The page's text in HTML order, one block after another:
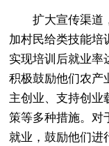
扩大宣传渠道，
加村民给类技能培
实现培训后就业率
积极鼓励他们农产
主创业、支持创业
策等多种措施。对
就业，鼓励他们进